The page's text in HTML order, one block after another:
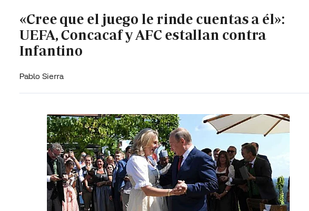
«Cree que el juego le rinde cuentas a él»:
UEFA, Concacaf y AFC estallan contra
Infantino
Pablo Sierra